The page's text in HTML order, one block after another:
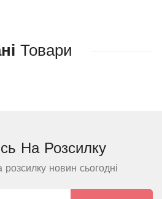
Товари
На Розсилку
розсилку новин сьогодні